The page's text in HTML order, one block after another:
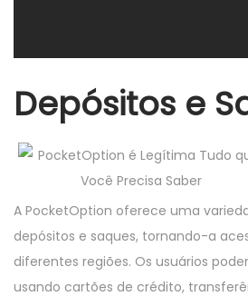
Depósitos e
A PocketOption oferece uma
depósitos e saques, tornando-a
diferentes regiões. Os usuários
usando cartões de crédito,